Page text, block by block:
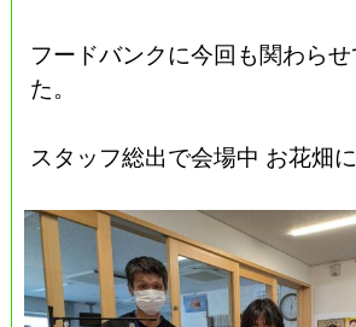
フードバンクに今回も関わら
た。
スタッフ総出で会場中 お花畑